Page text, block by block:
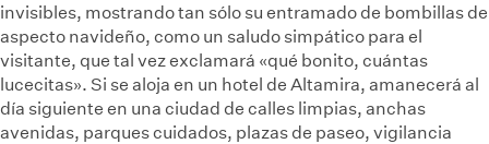
invisibles, mostrando tan sólo su entramado de bombillas de
aspecto navideño, como un saludo simpático para el
visitante, que tal vez exclamará «qué bonito, cuántas
lucecitas». Si se aloja en un hotel de Altamira, amanecerá al
día siguiente en una ciudad de calles limpias, anchas
avenidas, parques cuidados, plazas de paseo, vigilancia